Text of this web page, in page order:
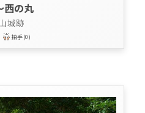
西の丸
城跡
拍手(0)